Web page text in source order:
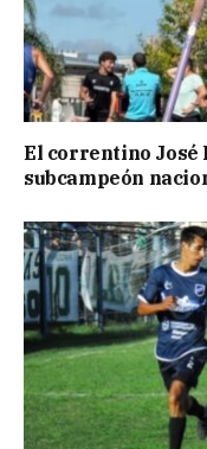
El correntino José
subcampeón